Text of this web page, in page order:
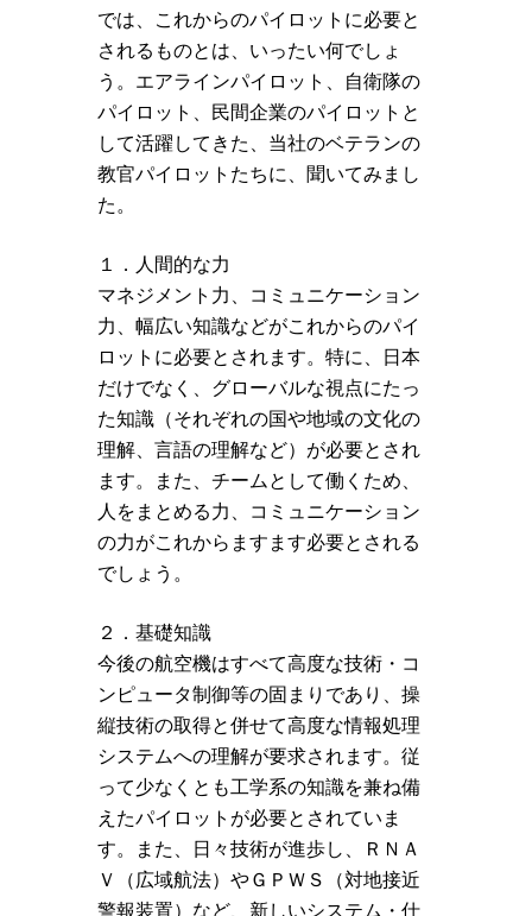
では、これからのパイロットに必要と
されるものとは、いったい何でしょ
う。エアラインパイロット、自衛隊の
パイロット、民間企業のパイロットと
して活躍してきた、当社のベテランの
教官パイロットたちに、聞いてみまし
た。
１．人間的な力
マネジメント力、コミュニケーション
力、幅広い知識などがこれからのパイ
ロットに必要とされます。特に、日本
だけでなく、グローバルな視点にたっ
た知識（それぞれの国や地域の文化の
理解、言語の理解など）が必要とされ
ます。また、チームとして働くため、
人をまとめる力、コミュニケーション
の力がこれからますます必要とされる
でしょう。
２．基礎知識
今後の航空機はすべて高度な技術・コ
ンピュータ制御等の固まりであり、操
縦技術の取得と併せて高度な情報処理
システムへの理解が要求されます。従
って少なくとも工学系の知識を兼ね備
えたパイロットが必要とされていま
す。また、日々技術が進歩し、ＲＮＡ
Ｖ（広域航法）やＧＰＷＳ（対地接近
警報装置）など、新しいシステム・仕